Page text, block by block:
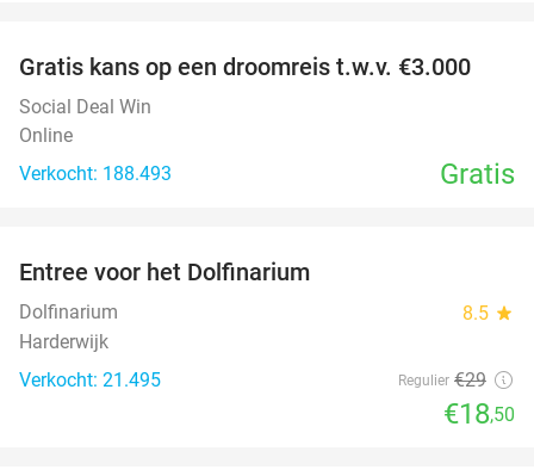
Gratis kans op een droomreis t.w.v. €3.000
Social Deal Win
Online
Verkocht: 188.493
Gratis
Entree voor het Dolfinarium
Dolfinarium 8.5 star
Harderwijk
Verkocht: 21.495
Regulier €29
€18,50